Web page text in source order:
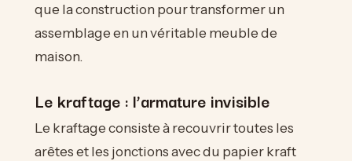
que la construction pour transformer un
assemblage en un véritable meuble de
maison.
Le kraftage : l’armature invisible
Le kraftage consiste à recouvrir toutes les
arêtes et les jonctions avec du papier kraft